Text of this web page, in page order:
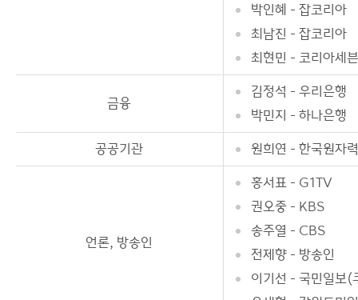
박인혜 - 잡코리아
최남진 - 잡코리아
최현민 - 코리아세븐
금융
김정석 - 우리은행
박민지 - 하나은행
공공기관
원희연 - 한국원자
언론, 방송인
홍서표 - G1TV
권오중 - KBS
송주열 - CBS
전제향 - 방송인
이기선 - 국민일보(